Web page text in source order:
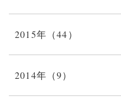
2015年（44）
2014年（9）